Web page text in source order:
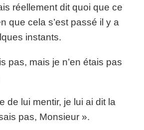
réellement dit quoi que ce
que cela s’est passé il y a
instants.
pas, mais je n’en étais pas
de lui mentir, je lui ai dit la
pas, Monsieur ».